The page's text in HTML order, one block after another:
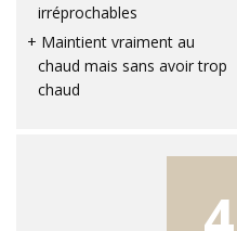
irréprochables
Maintient vraiment au
chaud mais sans avoir trop
chaud